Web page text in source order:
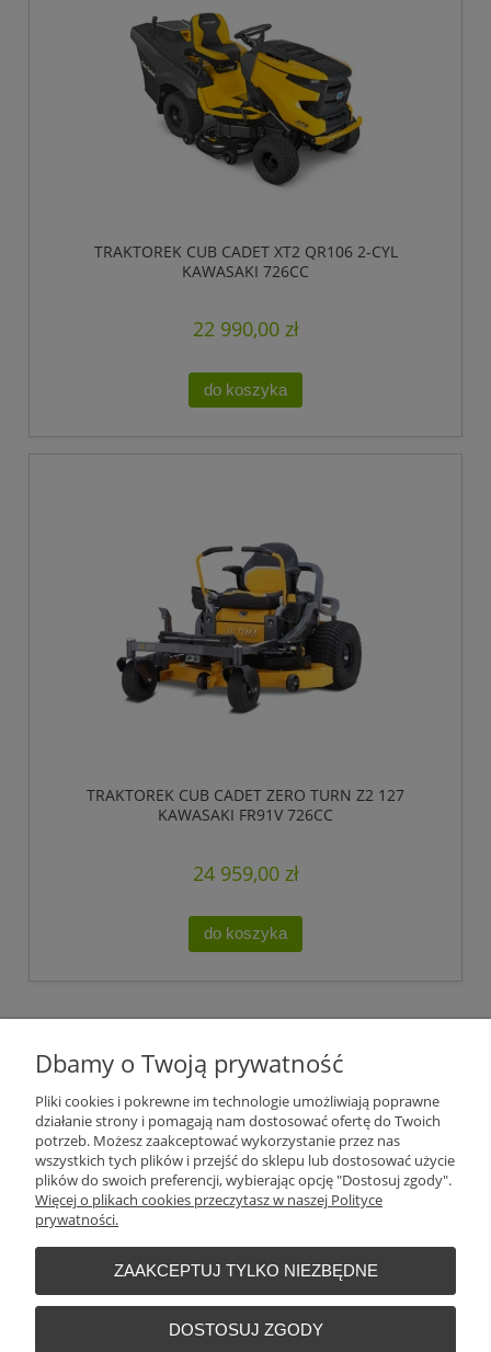
TRAKTOREK CUB CADET XT2 QR106 2-CYL
KAWASAKI 726CC
22 990,00 zł
do koszyka
TRAKTOREK CUB CADET ZERO TURN Z2 127
KAWASAKI FR91V 726CC
24 959,00 zł
do koszyka
ul. Warszawska 281
26-110Skarżysko-Kamienna
+48 509 457 733
E-mail:plantago@plantago.pl
Pomoc
Płatności i dostawa
Informacje
Dbamy o Twoją prywatność
Pliki cookies i pokrewne im technologie umożliwiają poprawne
działanie strony i pomagają nam dostosować ofertę do Twoich
potrzeb. Możesz zaakceptować wykorzystanie przez nas
wszystkich tych plików i przejść do sklepu lub dostosować użycie
plików do swoich preferencji, wybierając opcję "Dostosuj zgody".
Więcej o plikach cookies przeczytasz w naszej Polityce
prywatności.
ZAAKCEPTUJ TYLKO NIEZBĘDNE
DOSTOSUJ ZGODY